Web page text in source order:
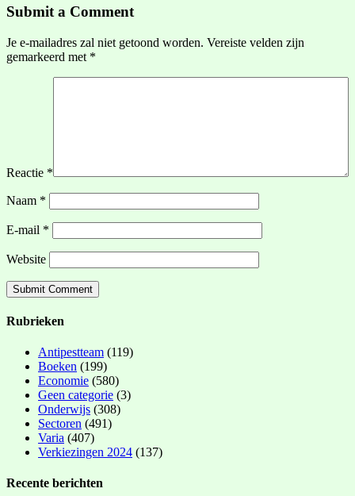
Submit a Comment
Je e-mailadres zal niet getoond worden. Vereiste velden zijn
gemarkeerd met *
Reactie *
Naam *
E-mail *
Website
Rubrieken
Antipestteam (119)
Boeken (199)
Economie (580)
Geen categorie (3)
Onderwijs (308)
Sectoren (491)
Varia (407)
Verkiezingen 2024 (137)
Recente berichten